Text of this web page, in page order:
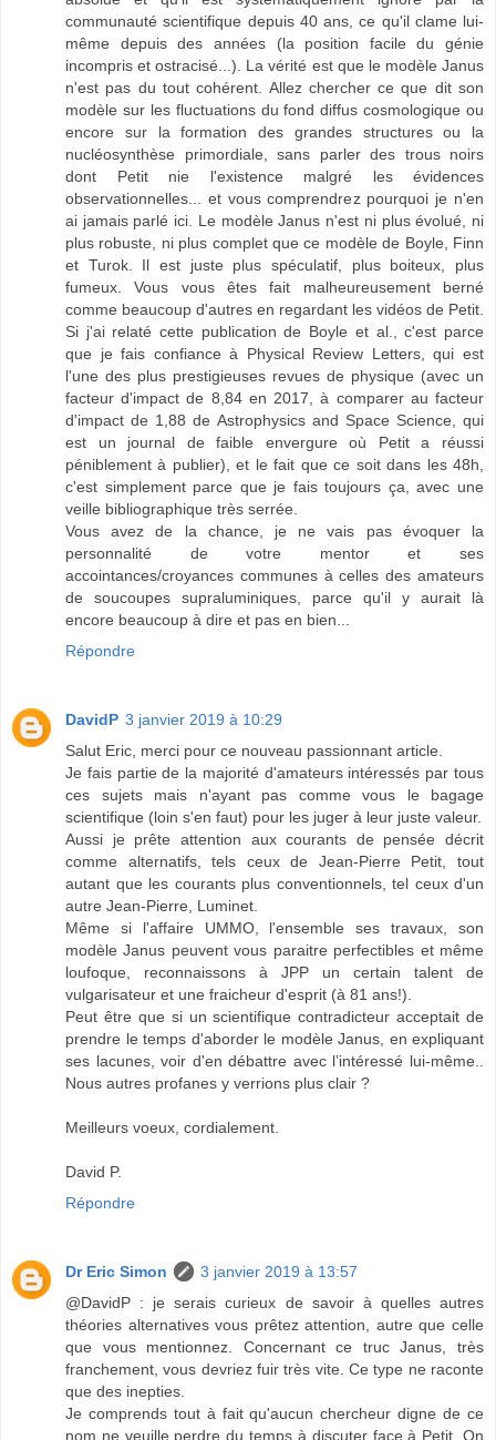
communauté scientifique depuis 40 ans, ce qu'il clame lui-
même depuis des années (la position facile du génie
incompris et ostracisé...). La vérité est que le modèle Janus
n'est pas du tout cohérent. Allez chercher ce que dit son
modèle sur les fluctuations du fond diffus cosmologique ou
encore sur la formation des grandes structures ou la
nucléosynthèse primordiale, sans parler des trous noirs
dont Petit nie l'existence malgré les évidences
observationnelles... et vous comprendrez pourquoi je n'en
ai jamais parlé ici. Le modèle Janus n'est ni plus évolué, ni
plus robuste, ni plus complet que ce modèle de Boyle, Finn
et Turok. Il est juste plus spéculatif, plus boiteux, plus
fumeux. Vous vous êtes fait malheureusement berné
comme beaucoup d'autres en regardant les vidéos de Petit.
Si j'ai relaté cette publication de Boyle et al., c'est parce
que je fais confiance à Physical Review Letters, qui est
l'une des plus prestigieuses revues de physique (avec un
facteur d'impact de 8,84 en 2017, à comparer au facteur
d'impact de 1,88 de Astrophysics and Space Science, qui
est un journal de faible envergure où Petit a réussi
péniblement à publier), et le fait que ce soit dans les 48h,
c'est simplement parce que je fais toujours ça, avec une
veille bibliographique très serrée.
Vous avez de la chance, je ne vais pas évoquer la
personnalité de votre mentor et ses
accointances/croyances communes à celles des amateurs
de soucoupes supraluminiques, parce qu'il y aurait là
encore beaucoup à dire et pas en bien...
Répondre
DavidP 3 janvier 2019 à 10:29
Salut Eric, merci pour ce nouveau passionnant article.
Je fais partie de la majorité d'amateurs intéressés par tous
ces sujets mais n'ayant pas comme vous le bagage
scientifique (loin s'en faut) pour les juger à leur juste valeur.
Aussi je prête attention aux courants de pensée décrit
comme alternatifs, tels ceux de Jean-Pierre Petit, tout
autant que les courants plus conventionnels, tel ceux d'un
autre Jean-Pierre, Luminet.
Même si l'affaire UMMO, l'ensemble ses travaux, son
modèle Janus peuvent vous paraitre perfectibles et même
loufoque, reconnaissons à JPP un certain talent de
vulgarisateur et une fraicheur d'esprit (à 81 ans!).
Peut être que si un scientifique contradicteur acceptait de
prendre le temps d'aborder le modèle Janus, en expliquant
ses lacunes, voir d'en débattre avec l’intéressé lui-même..
Nous autres profanes y verrions plus clair ?
Meilleurs voeux, cordialement.
David P.
Répondre
Dr Eric Simon
3 janvier 2019 à 13:57
@DavidP : je serais curieux de savoir à quelles autres
théories alternatives vous prêtez attention, autre que celle
que vous mentionnez. Concernant ce truc Janus, très
franchement, vous devriez fuir très vite. Ce type ne raconte
que des inepties.
Je comprends tout à fait qu'aucun chercheur digne de ce
nom ne veuille perdre du temps à discuter face à Petit. On